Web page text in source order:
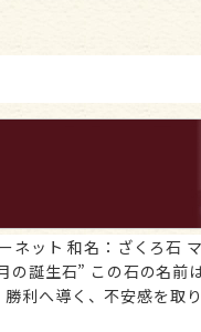
ネット 和名：ざくろ石
の誕生石” この石の名
利へ導く、不安感を取